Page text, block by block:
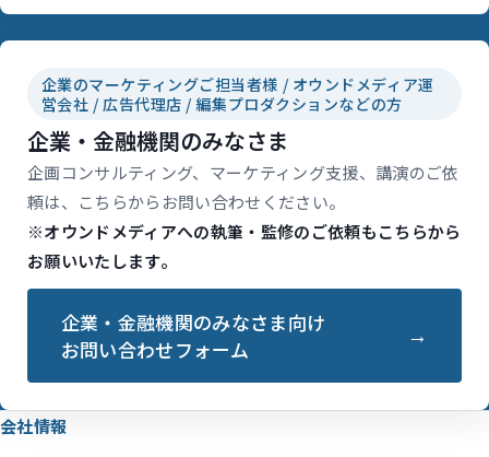
企業のマーケティングご担当者様 / オウンドメディア運
営会社 / 広告代理店 / 編集プロダクションなどの方
企業・金融機関のみなさま
企画コンサルティング、マーケティング支援、講演のご依
頼は、こちらからお問い合わせください。
※オウンドメディアへの執筆・監修のご依頼もこちらから
お願いいたします。
企業・金融機関のみなさま向け
お問い合わせフォーム
会社情報